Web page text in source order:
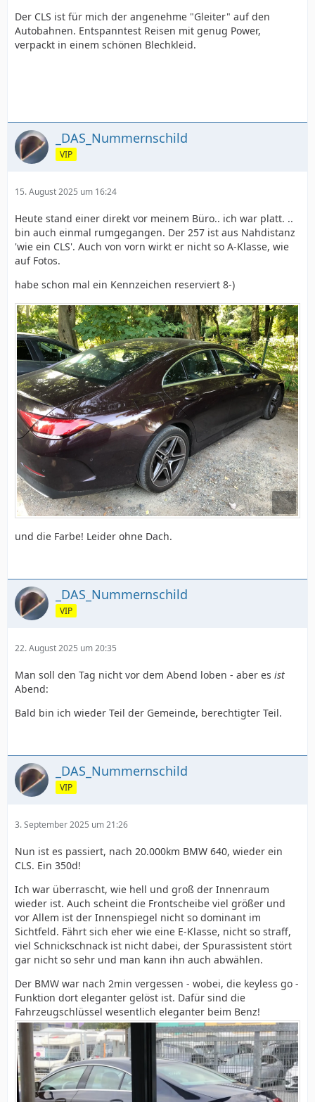
Der CLS ist für mich der angenehme "Gleiter" auf den
Autobahnen. Entspanntest Reisen mit genug Power,
verpackt in einem schönen Blechkleid.
_DAS_Nummernschild
VIP
15. August 2025 um 16:24
Heute stand einer direkt vor meinem Büro.. ich war platt. ..
bin auch einmal rumgegangen. Der 257 ist aus Nahdistanz
'wie ein CLS'. Auch von vorn wirkt er nicht so A-Klasse, wie
auf Fotos.
habe schon mal ein Kennzeichen reserviert 8-)
und die Farbe! Leider ohne Dach.
_DAS_Nummernschild
VIP
22. August 2025 um 20:35
Man soll den Tag nicht vor dem Abend loben - aber es ist
Abend:
Bald bin ich wieder Teil der Gemeinde, berechtigter Teil.
_DAS_Nummernschild
VIP
3. September 2025 um 21:26
Nun ist es passiert, nach 20.000km BMW 640, wieder ein
CLS. Ein 350d!
Ich war überrascht, wie hell und groß der Innenraum
wieder ist. Auch scheint die Frontscheibe viel größer und
vor Allem ist der Innenspiegel nicht so dominant im
Sichtfeld. Fährt sich eher wie eine E-Klasse, nicht so straff,
viel Schnickschnack ist nicht dabei, der Spurassistent stört
gar nicht so sehr und man kann ihn auch abwählen.
Der BMW war nach 2min vergessen - wobei, die keyless go -
Funktion dort eleganter gelöst ist. Dafür sind die
Fahrzeugschlüssel wesentlich eleganter beim Benz!